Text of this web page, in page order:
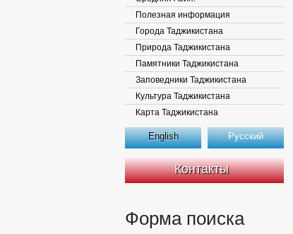
Полезная информация
Города Таджикистана
Природа Таджикистана
Памятники Таджикистана
Заповедники Таджикистана
Культура Таджикистана
Карта Таджикистана
English Русский
Контакты
Форма поиска